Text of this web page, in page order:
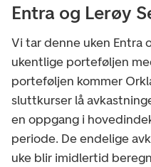
Entra og Lerøy
Vi tar denne uken Entra
ukentlige porteføljen
porteføljen kommer
sluttkurser lå
en oppgang i
periode. De endelige
uke blir imidlertid